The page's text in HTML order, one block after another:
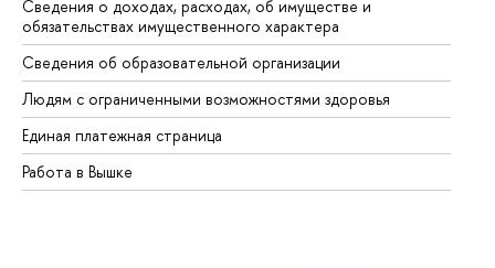
Сведения о доходах, расходах, об имуществе и
обязательствах имущественного характера
Сведения об образовательной организации
Людям с ограниченными возможностями здоровья
Единая платежная страница
Работа в Вышке